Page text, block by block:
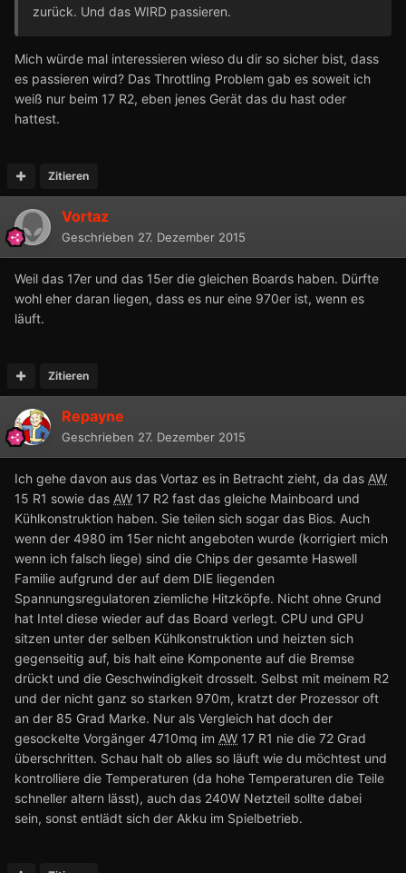
zurück. Und das WIRD passieren.
Mich würde mal interessieren wieso du dir so sicher bist, dass
es passieren wird? Das Throttling Problem gab es soweit ich
weiß nur beim 17 R2, eben jenes Gerät das du hast oder
hattest.
Zitieren
Vortaz
Geschrieben 27. Dezember 2015
Weil das 17er und das 15er die gleichen Boards haben. Dürfte
wohl eher daran liegen, dass es nur eine 970er ist, wenn es
läuft.
Zitieren
Repayne
Geschrieben 27. Dezember 2015
Ich gehe davon aus das Vortaz es in Betracht zieht, da das AW
15 R1 sowie das AW 17 R2 fast das gleiche Mainboard und
Kühlkonstruktion haben. Sie teilen sich sogar das Bios. Auch
wenn der 4980 im 15er nicht angeboten wurde (korrigiert mich
wenn ich falsch liege) sind die Chips der gesamte Haswell
Familie aufgrund der auf dem DIE liegenden
Spannungsregulatoren ziemliche Hitzköpfe. Nicht ohne Grund
hat Intel diese wieder auf das Board verlegt. CPU und GPU
sitzen unter der selben Kühlkonstruktion und heizten sich
gegenseitig auf, bis halt eine Komponente auf die Bremse
drückt und die Geschwindigkeit drosselt. Selbst mit meinem R2
und der nicht ganz so starken 970m, kratzt der Prozessor oft
an der 85 Grad Marke. Nur als Vergleich hat doch der
gesockelte Vorgänger 4710mq im AW 17 R1 nie die 72 Grad
überschritten. Schau halt ob alles so läuft wie du möchtest und
kontrolliere die Temperaturen (da hohe Temperaturen die Teile
schneller altern lässt), auch das 240W Netzteil sollte dabei
sein, sonst entlädt sich der Akku im Spielbetrieb.